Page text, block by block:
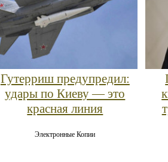
Гутерриш предупредил:
удары по Киеву — это
красная линия
Электронные Копии